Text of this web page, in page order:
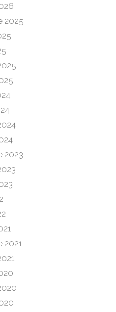
2025
2023
2021